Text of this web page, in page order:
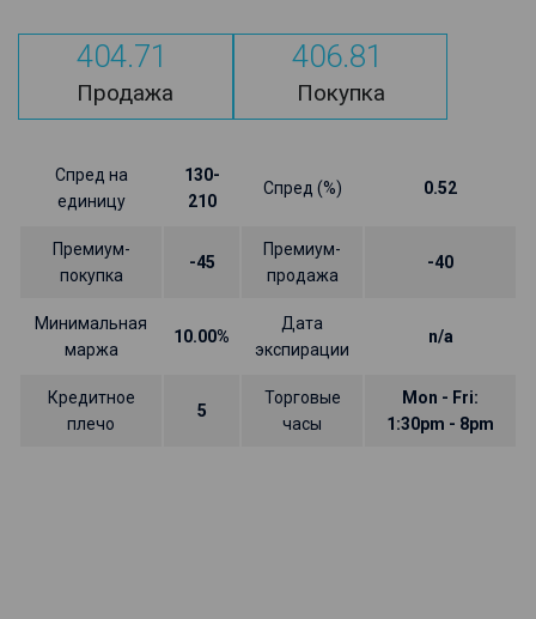
404.71
Продажа
406.81
Покупка
Спред на
единицу
130-
210
Спред (%) 0.52
Премиум-
покупка
-45
Премиум-
продажа
-40
Минимальная
маржа
10.00%
Дата
экспирации
n/a
Кредитное
плечо
5
Торговые
часы
Mon - Fri:
1:30pm - 8pm